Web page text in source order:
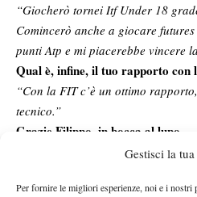
Gestisci la
Per fornire le migliori esperienze, noi e i nostri
“Giocherò tornei Itf Under 18
Comincerò anche a giocare
punti Atp e mi piacerebbe vincere
Qual è, infine, il tuo rapporto con
“Con la FIT c’è un ottimo
tecnico.”
Grazie Filippo, in bocca al lupo.
“Crepi. Un saluto a tutti i lettori di